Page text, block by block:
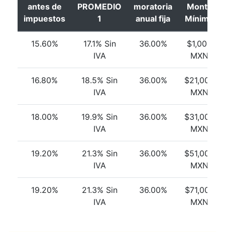
antes de
impuestos
PROMEDIO
1
moratoria
anual fija
Monto
Mínimo
15.60%
17.1% Sin
IVA
36.00%
$1,000
MXN
16.80%
18.5% Sin
IVA
36.00%
$21,000
MXN
18.00%
19.9% Sin
IVA
36.00%
$31,000
MXN
19.20%
21.3% Sin
IVA
36.00%
$51,000
MXN
19.20%
21.3% Sin
IVA
36.00%
$71,000
MXN